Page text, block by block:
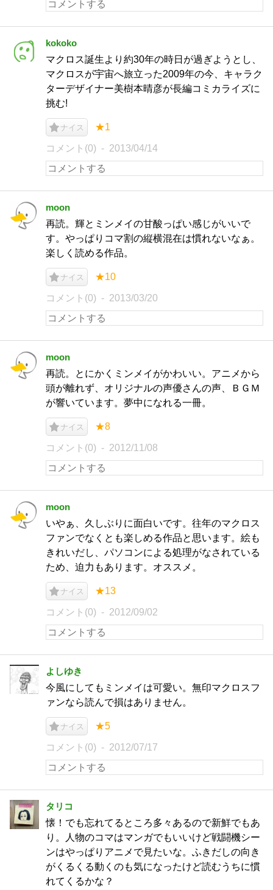
kokoko
マクロス誕生より約30年の時日が過ぎようとし、
マクロスが宇宙へ旅立った2009年の今、キャラク
ターデザイナー美樹本晴彦が長編コミカライズに
挑む!
ナイス ★1
コメント(0) 2013/04/14
moon
再読。輝とミンメイの甘酸っぱい感じがいいで
す。やっぱりコマ割の縦横混在は慣れないなぁ。
楽しく読める作品。
ナイス ★10
コメント(0) 2013/03/20
moon
再読。とにかくミンメイがかわいい。アニメから
頭が離れず、オリジナルの声優さんの声、ＢＧＭ
が響いています。夢中になれる一冊。
ナイス ★8
コメント(0) 2012/11/08
moon
いやぁ、久しぶりに面白いです。往年のマクロス
ファンでなくとも楽しめる作品と思います。絵も
きれいだし、パソコンによる処理がなされている
ため、迫力もあります。オススメ。
ナイス ★13
コメント(0) 2012/09/02
よしゆき
今風にしてもミンメイは可愛い。無印マクロスフ
ァンなら読んで損はありません。
ナイス ★5
コメント(0) 2012/07/17
タリコ
懐！でも忘れてるところ多々あるので新鮮でもあ
り。人物のコマはマンガでもいいけど戦闘機シー
ンはやっぱりアニメで見たいな。ふきだしの向き
がくるくる動くのも気になったけど読むうちに慣
れてくるかな？